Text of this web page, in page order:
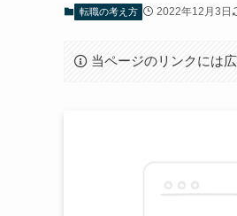
転職の考え方 2022年12月3日
当ページのリンクには